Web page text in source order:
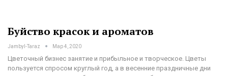
Буйство красок и ароматов
Jambyl-Taraz Мар 4, 2020
Цветочный бизнес занятие и прибыльное и творческое. Цветы
пользуется спросом круглый год, а в весенние праздничные дни